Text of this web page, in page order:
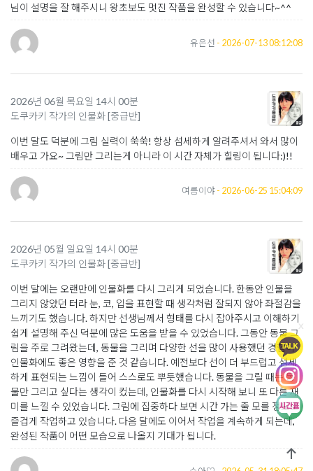
님이 설명을 잘 해주시니 왕초보도 멋진 작품을 완성할 수 있습니다~^^
유은선 - 2026-07-13 08:12:08
2026년 06월 목요일 14시 00분
도쿠카키 작가의 인물화 [중급반]
이번 달도 덕분에 그림 실력이 쑥쑥! 항상 섬세하게 알려주셔서 와서 많이
배우고 가요~ 그림만 그리는게 아니라 이 시간 자체가 힐링이 됩니다:)!!
여름이야 - 2026-06-25 15:04:09
2026년 05월 일요일 14시 00분
도쿠카키 작가의 인물화 [중급반]
이번 달에는 오랜만에 인물화를 다시 그리게 되었습니다. 한동안 인물을
그리지 않았던 터라 눈, 코, 입을 표현할 때 생각처럼 잘되지 않아 좌절감을
느끼기도 했습니다. 하지만 선생님께서 형태를 다시 잡아주시고 이해하기
쉽게 설명해 주신 덕분에 많은 도움을 받을 수 있었습니다. 그동안 동물 그
림을 주로 그려왔는데, 동물을 그리며 다양한 선을 많이 사용했던 경험이
인물화에도 좋은 영향을 준 것 같습니다. 예전보다 선이 더 부드럽고 섬세
하게 표현되는 느낌이 들어 스스로도 뿌듯했습니다. 동물을 그릴 때는 동
물만 그리고 싶다는 생각이 컸는데, 인물화를 다시 시작해 보니 또 다른 재
미를 느낄 수 있었습니다. 그림에 집중하다 보면 시간 가는 줄 모를 정도로
즐겁게 작업하고 있습니다. 다음 달에도 이어서 작업을 계속하게 되는데,
완성된 작품이 어떤 모습으로 나올지 기대가 됩니다.